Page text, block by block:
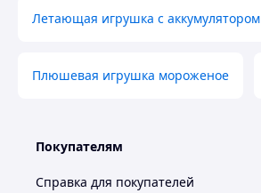
Летающая игрушка с аккумулятором
Плюшевая игрушка мороженое
Покупателям
Справка для покупателей